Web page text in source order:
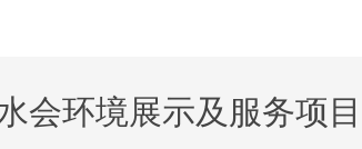
会环境展示及服务项目